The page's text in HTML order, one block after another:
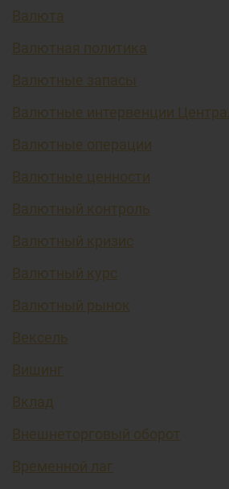
Валюта
Валютная политика
Валютные запасы
Валютные интервенции
Валютные операции
Валютные ценности
Валютный контроль
Валютный кризис
Валютный курс
Валютный рынок
Вексель
Вишинг
Вклад
Внешнеторговый оборот
Временной лаг